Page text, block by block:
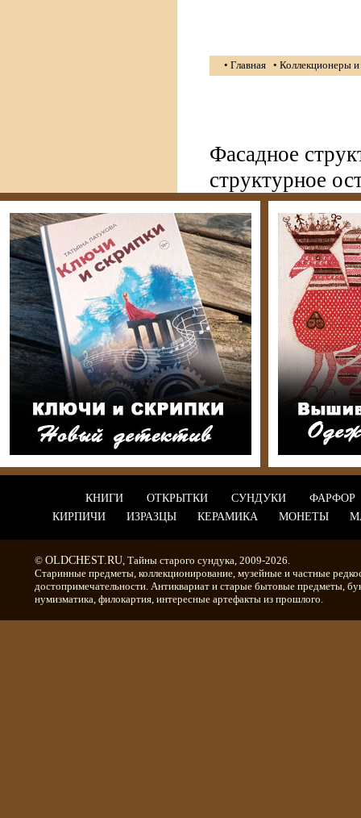
• Главная • Коллекционеры и
Фасадное
структурное
КНИГИ ОТКРЫТКИ СУНДУКИ
ФАРФОР
КИРПИЧИ
ИЗРАЗЦЫ КЕРАМИКА МОНЕТЫ
© OLDCHEST.RU, Тайны старого сундука, 2009-2026.
Старинные предметы, коллекционирование, музейные и частные
достопримечательности. Антиквариат и старые бытовые предметы,
нумизматика, филокартия, интересные артефакты из прошлого.